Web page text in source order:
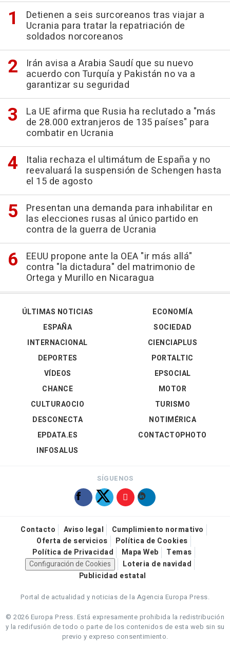
Detienen a seis surcoreanos tras viajar a
Ucrania para tratar la repatriación de
soldados norcoreanos
Irán avisa a Arabia Saudí que su nuevo
acuerdo con Turquía y Pakistán no va a
garantizar su seguridad
La UE afirma que Rusia ha reclutado a "más
de 28.000 extranjeros de 135 países" para
combatir en Ucrania
Italia rechaza el ultimátum de España y no
reevaluará la suspensión de Schengen hasta
el 15 de agosto
Presentan una demanda para inhabilitar en
las elecciones rusas al único partido en
contra de la guerra de Ucrania
EEUU propone ante la OEA "ir más allá"
contra "la dictadura" del matrimonio de
Ortega y Murillo en Nicaragua
ÚLTIMAS NOTICIAS
ESPAÑA
INTERNACIONAL
DEPORTES
VÍDEOS
ECONOMÍA
SOCIEDAD
CIENCIAPLUS
PORTALTIC
EPSOCIAL
CHANCE
CULTURAOCIO
DESCONECTA
EPDATA.ES
INFOSALUS
MOTOR
TURISMO
NOTIMÉRICA
CONTACTOPHOTO
SÍGUENOS
Contacto Aviso legal
Cumplimiento normativo
Oferta de servicios
Política de Cookies
Política de Privacidad
Mapa Web
Temas
Configuración de Cookies
Loteria de navidad
Publicidad estatal
Portal de actualidad y noticias de la Agencia Europa Press.
© 2026 Europa Press. Está expresamente prohibida la redistribución
y la redifusión de todo o parte de los contenidos de esta web sin su
previo y expreso consentimiento.